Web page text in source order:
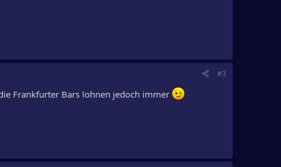
#3
Frankfurter Bars lohnen jedoch immer